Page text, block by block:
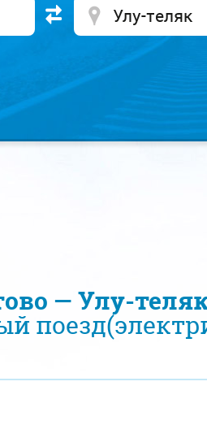
— Улу-